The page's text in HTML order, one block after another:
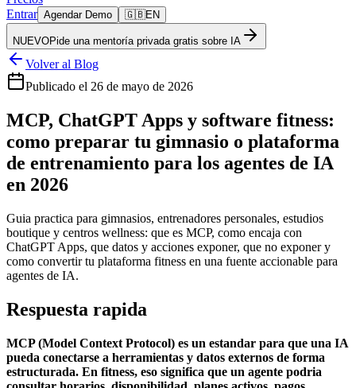
Entrar Agendar Demo 🇬🇧EN
NUEVOPide una mentoría privada gratis sobre IA
Volver al Blog
Publicado el 26 de mayo de 2026
MCP, ChatGPT Apps y software fitness:
como preparar tu gimnasio o plataforma
de entrenamiento para los agentes de IA
en 2026
Guia practica para gimnasios, entrenadores personales, estudios
boutique y centros wellness: que es MCP, como encaja con
ChatGPT Apps, que datos y acciones exponer, que no exponer y
como convertir tu plataforma fitness en una fuente accionable para
agentes de IA.
Respuesta rapida
MCP (Model Context Protocol) es un estandar para que una IA
pueda conectarse a herramientas y datos externos de forma
estructurada. En fitness, eso significa que un agente podria